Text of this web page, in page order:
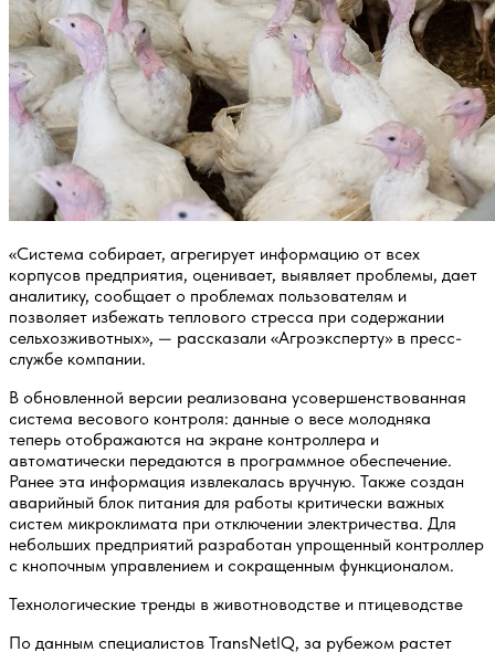
«Система собирает, агрегирует информацию от всех
корпусов предприятия, оценивает, выявляет проблемы, дает
аналитику, сообщает о проблемах пользователям и
позволяет избежать теплового стресса при содержании
сельхозживотных», — рассказали «Агроэксперту» в пресс-
службе компании.
В обновленной версии реализована усовершенствованная
система весового контроля: данные о весе молодняка
теперь отображаются на экране контроллера и
автоматически передаются в программное обеспечение.
Ранее эта информация извлекалась вручную. Также создан
аварийный блок питания для работы критически важных
систем микроклимата при отключении электричества. Для
небольших предприятий разработан упрощенный контроллер
с кнопочным управлением и сокращенным функционалом.
Технологические тренды в животноводстве и птицеводстве
По данным специалистов TransNetIQ, за рубежом растет